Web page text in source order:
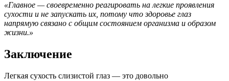
«Главное — своевременно реагировать на легкие проявления
сухости и не запускать их, потому что здоровье глаз
напрямую связано с общим состоянием организма и образом
жизни.»
Заключение
Легкая сухость слизистой глаз — это довольно